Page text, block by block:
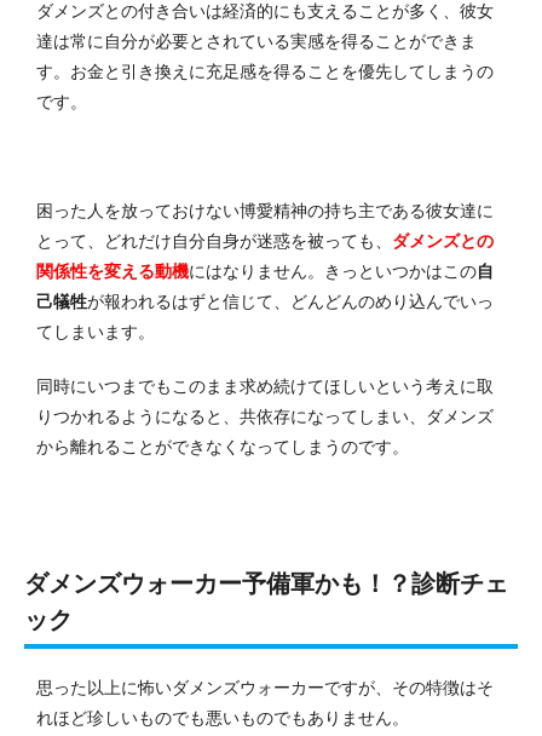
ダメンズとの付き合いは経済的にも支えることが多く、彼女
達は常に自分が必要とされている実感を得ることができま
す。お金と引き換えに充足感を得ることを優先してしまうの
です。
困った人を放っておけない博愛精神の持ち主である彼女達に
とって、どれだけ自分自身が迷惑を被っても、 ダメンズとの
関係性を変える動機にはなりません。きっといつかはこの自
己犠牲が報われるはずと信じて、どんどんのめり込んでいっ
てしまいます。
同時にいつまでもこのまま求め続けてほしいという考えに取
りつかれるようになると、共依存になってしまい、ダメンズ
から離れることができなくなってしまうのです。
ダメンズウォーカー予備軍かも！？診断チェ
ック
思った以上に怖いダメンズウォーカーですが、その特徴はそ
れほど珍しいものでも悪いものでもありません。